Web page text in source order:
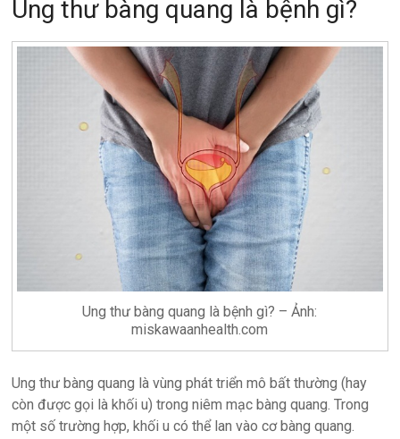
Ung thư bàng quang là bệnh gì?
Ung thư bàng quang là bệnh gì? – Ảnh:
miskawaanhealth.com
Ung thư bàng quang là vùng phát triển mô bất thường (hay
còn được gọi là khối u) trong niêm mạc bàng quang. Trong
một số trường hợp, khối u có thể lan vào cơ bàng quang.